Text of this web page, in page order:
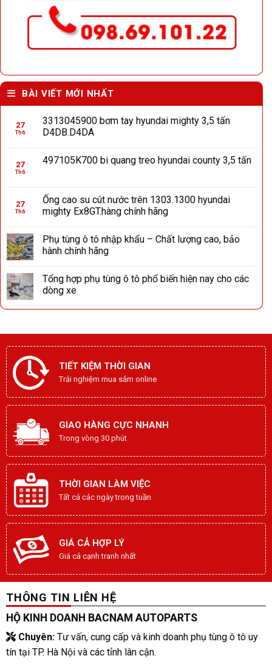
BÀI VIẾT MỚI NHẤT
27
Th6
3313045900 bơm tay hyundai mighty 3,5 tấn
D4DB.D4DA
27
Th6
497105K700 bi quang treo hyundai county 3,5 tấn
27
Th6
Ống cao su cút nước trên 1303.1300 hyundai
mighty Ex8GT.hàng chính hãng
Phụ tùng ô tô nhập khẩu – Chất lượng cao, bảo
hành chính hãng
Tổng hợp phụ tùng ô tô phổ biến hiện nay cho các
dòng xe
TIẾT KIỆM THỜI GIAN
Trải nghiệm mua sắm online
GIAO HÀNG CỰC NHANH
Trong vòng 30 phút
THỜI GIAN LÀM VIỆC
Tất cả các ngày trong tuần
GIÁ CẢ HỢP LÝ
Giá cả cạnh tranh nhất
THÔNG TIN LIÊN HỆ
HỘ KINH DOANH BACNAM AUTOPARTS
Chuyên:Tư vấn, cung cấp và kinh doanh phụ tùng ô tô uy
tín tại TP. Hà Nội và các tỉnh lân cận.